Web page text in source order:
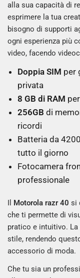
alla sua capacità di
esprimere la tua
bisogno di supporti
ogni esperienza più
video, facendo
Doppia SIM per
privata
8 GB di RAM
256GB di
ricordi
Batteria da
tutto il giorno
Fotocamera
professionale
Il Motorola razr 40 si
che ti permette di
pratico e intuitivo.
stile, rendendo
accessorio di moda.
Che tu sia un